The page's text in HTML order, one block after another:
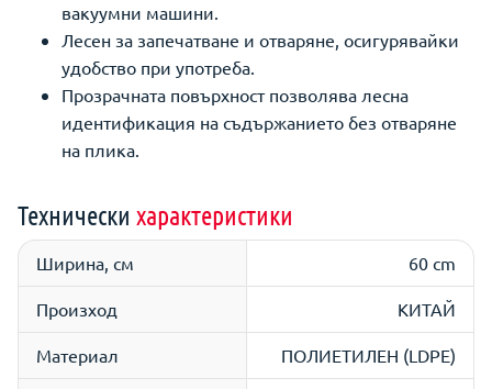
вакуумни машини.
Лесен за запечатване и отваряне, осигурявайки
удобство при употреба.
Прозрачната повърхност позволява лесна
идентификация на съдържанието без отваряне
на плика.
Технически характеристики
Ширина, см 60 cm
Произход КИТАЙ
Материал ПОЛИЕТИЛЕН (LDPE)